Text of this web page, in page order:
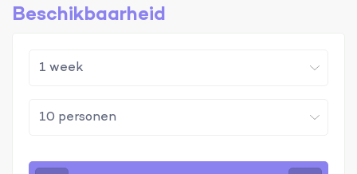
Beschikbaarheid